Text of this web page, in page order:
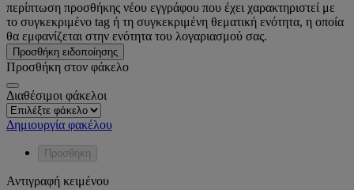
περίπτωση προσθήκης νέου εγγράφου που έχει χαρακτηριστεί με
το συγκεκριμένο tag ή τη συγκεκριμένη θεματική ενότητα, η οποία
θα εμφανίζεται στην ενότητα του λογαριασμού σας.
Προσθήκη ειδοποίησης
Προσθήκη στον φάκελο
Διαθέσιμοι φάκελοι
Δημιουργία φακέλου
Προσθήκη
Αντιγραφή κειμένου